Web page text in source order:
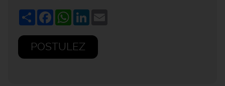
ShareFacebookWhatsApp
LinkedIn
POSTULEZ